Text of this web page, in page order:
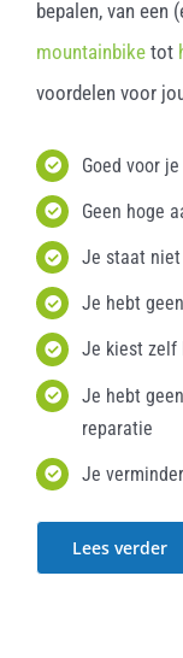
bepalen, van een
mountainbiketot
voordelen voor
Goed voor
Geen hoge
Je staat
Je hebt
Je kiest zelf
Je hebt
reparatie
Je
Lees verder